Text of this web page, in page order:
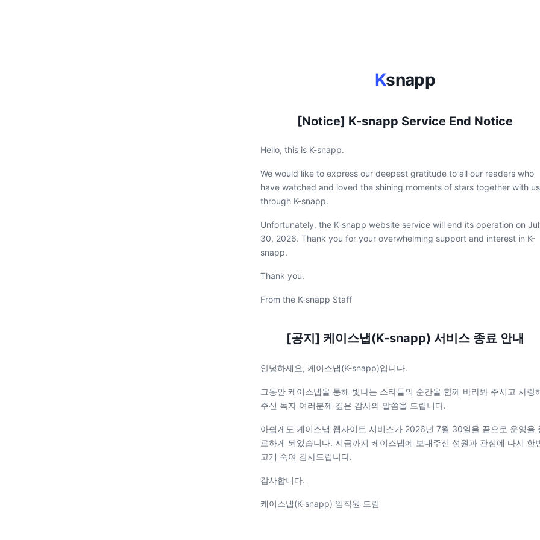
Ksnapp
[Notice] K-snapp Service End Notice
Hello, this is K-snapp.
We would like to express our deepest gratitude to all our readers who
have watched and loved the shining moments of stars together with us
through K-snapp.
Unfortunately, the K-snapp website service will end its operation on
30, 2026. Thank you for your overwhelming support and interest in K-
snapp.
Thank you.
From the K-snapp Staff
[공지] 케이스냅(K-snapp) 서비스 종료 안내
안녕하세요, 케이스냅(K-snapp)입니다.
그동안 케이스냅을 통해 빛나는 스타들의 순간을 함께 바라봐 주시고 사랑
주신 독자 여러분께 깊은 감사의 말씀을 드립니다.
아쉽게도 케이스냅 웹사이트 서비스가 2026년 7월 30일을 끝으로 운영을
료하게 되었습니다. 지금까지 케이스냅에 보내주신 성원과 관심에 다시 한
고개 숙여 감사드립니다.
감사합니다.
케이스냅(K-snapp) 임직원 드림